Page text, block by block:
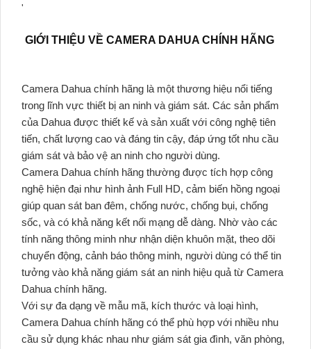
'
GIỚI THIỆU VỀ CAMERA DAHUA CHÍNH HÃNG
Camera Dahua chính hãng là một thương hiệu nổi tiếng
trong lĩnh vực thiết bị an ninh và giám sát. Các sản phẩm
của Dahua được thiết kế và sản xuất với công nghệ tiên
tiến, chất lượng cao và đáng tin cậy, đáp ứng tốt nhu cầu
giám sát và bảo vệ an ninh cho người dùng.
Camera Dahua chính hãng thường được tích hợp công
nghệ hiện đại như hình ảnh Full HD, cảm biến hồng ngoại
giúp quan sát ban đêm, chống nước, chống bụi, chống
sốc, và có khả năng kết nối mạng dễ dàng. Nhờ vào các
tính năng thông minh như nhận diện khuôn mặt, theo dõi
chuyển động, cảnh báo thông minh, người dùng có thể tin
tưởng vào khả năng giám sát an ninh hiệu quả từ Camera
Dahua chính hãng.
Với sự đa dạng về mẫu mã, kích thước và loại hình,
Camera Dahua chính hãng có thể phù hợp với nhiều nhu
cầu sử dụng khác nhau như giám sát gia đình, văn phòng,